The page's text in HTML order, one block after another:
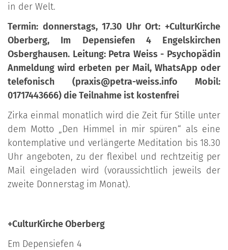
in der Welt.
Termin: donnerstags, 17.30 Uhr Ort: +CulturKirche
Oberberg, Im Depensiefen 4 Engelskirchen
Osberghausen. Leitung: Petra Weiss - Psychopädin
Anmeldung wird erbeten per Mail, WhatsApp oder
telefonisch (praxis@petra-weiss.info Mobil:
01717443666) die Teilnahme ist kostenfrei
Zirka einmal monatlich wird die Zeit für Stille unter
dem Motto „Den Himmel in mir spüren“ als eine
kontemplative und verlängerte Meditation bis 18.30
Uhr angeboten, zu der flexibel und rechtzeitig per
Mail eingeladen wird (voraussichtlich jeweils der
zweite Donnerstag im Monat).
+CulturKirche Oberberg
Em Depensiefen 4